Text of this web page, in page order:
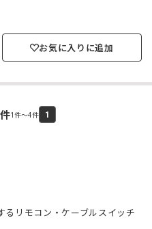
お気に入りに追加
件1件～4件 1
るリモコン・ケーブルスイッチ